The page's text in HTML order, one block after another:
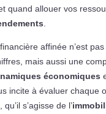
quand allouer vos
affinée n’est
mais aussi une
économiques
incite à évaluer chaque
s’agisse de l’